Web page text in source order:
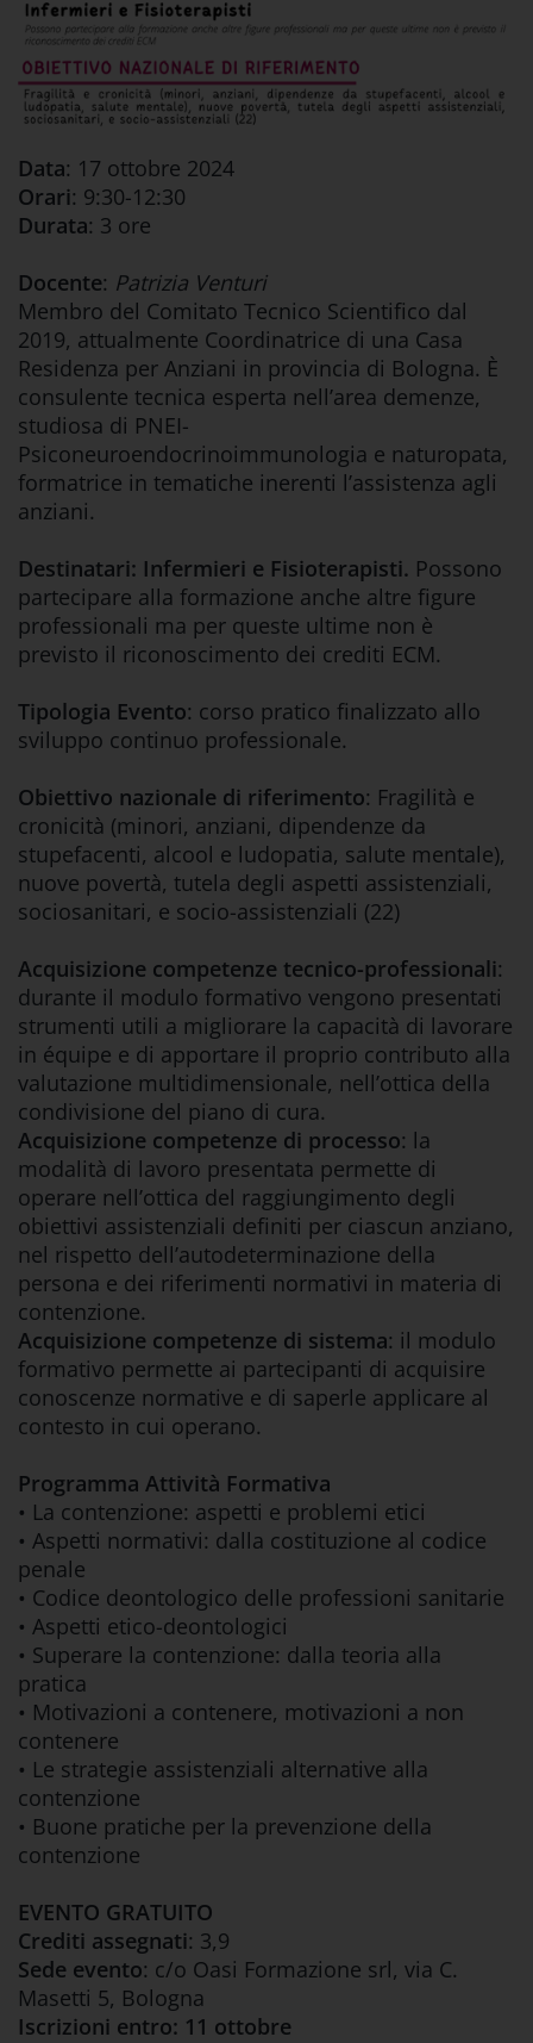
Data: 17 ottobre 2024
Orari: 9:30-12:30
Durata: 3 ore
Docente: Patrizia Venturi
Membro del Comitato Tecnico Scientifico dal
2019, attualmente Coordinatrice di una Casa
Residenza per Anziani in provincia di Bologna. È
consulente tecnica esperta nell’area demenze,
studiosa di PNEI-
Psiconeuroendocrinoimmunologia e naturopata,
formatrice in tematiche inerenti l’assistenza agli
anziani.
Destinatari: Infermieri e Fisioterapisti. Possono
partecipare alla formazione anche altre figure
professionali ma per queste ultime non è
previsto il riconoscimento dei crediti ECM.
Tipologia Evento: corso pratico finalizzato allo
sviluppo continuo professionale.
Obiettivo nazionale di riferimento: Fragilità e
cronicità (minori, anziani, dipendenze da
stupefacenti, alcool e ludopatia, salute mentale),
nuove povertà, tutela degli aspetti assistenziali,
sociosanitari, e socio-assistenziali (22)
Acquisizione competenze tecnico-professionali:
durante il modulo formativo vengono presentati
strumenti utili a migliorare la capacità di lavorare
in équipe e di apportare il proprio contributo alla
valutazione multidimensionale, nell’ottica della
condivisione del piano di cura.
Acquisizione competenze di processo: la
modalità di lavoro presentata permette di
operare nell’ottica del raggiungimento degli
obiettivi assistenziali definiti per ciascun anziano,
nel rispetto dell’autodeterminazione della
persona e dei riferimenti normativi in materia di
contenzione.
Acquisizione competenze di sistema: il modulo
formativo permette ai partecipanti di acquisire
conoscenze normative e di saperle applicare al
contesto in cui operano.
Programma Attività Formativa
• La contenzione: aspetti e problemi etici
• Aspetti normativi: dalla costituzione al codice
penale
• Codice deontologico delle professioni sanitarie
• Aspetti etico-deontologici
• Superare la contenzione: dalla teoria alla
pratica
• Motivazioni a contenere, motivazioni a non
contenere
• Le strategie assistenziali alternative alla
contenzione
• Buone pratiche per la prevenzione della
contenzione
EVENTO GRATUITO
Crediti assegnati: 3,9
Sede evento: c/o Oasi Formazione srl, via C.
Masetti 5, Bologna
Iscrizioni entro: 11 ottobre